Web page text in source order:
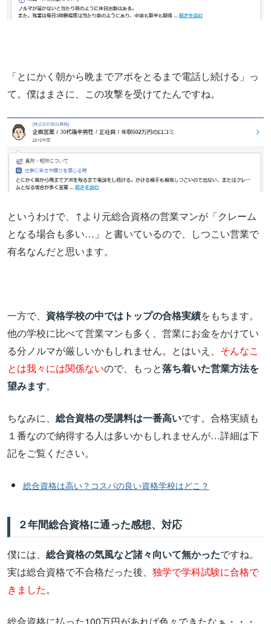
「とにかく朝から晩までアポをとるまで電話し続ける」っ
て。僕はまさに、この攻撃を受けてたんですね。
というわけで、↑より元総合資格の営業マンが「クレーム
となる場合も多い…」と書いているので、しつこい営業で
有名なんだと思います。
一方で、 資格学校の中ではトップの合格実績をもちます。
他の学校に比べて営業マンも多く、営業にお金をかけてい
る分ノルマが厳しいかもしれません。とはいえ、 そんなこ
とは我々には関係ないので、もっと落ち着いた営業方法を
望みます。
ちなみに、 総合資格の受講料は一番高いです。合格実績も
１番なので納得する人は多いかもしれませんが…詳細は下
記をご覧ください。
総合資格は高い？コスパの良い資格学校はどこ？
２年間総合資格に通った感想、対応
僕には、 総合資格の気風など諸々向いて無かったですね。
実は総合資格で不合格だった後、 独学で学科試験に合格で
きました。